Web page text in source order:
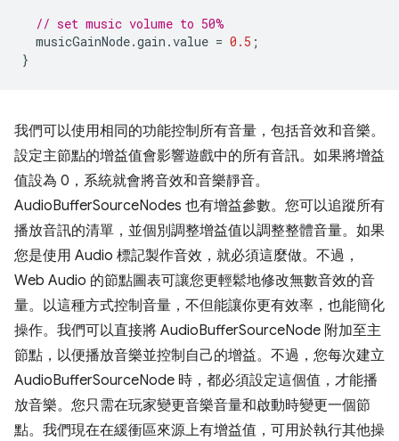
// set music volume to 50%
musicGainNode.gain .value = 0.5 ;
}
我們可以使用相同的功能控制所有音量，包括音效和音樂。
設定主節點的增益值會影響遊戲中的所有音訊。如果將增益
值設為 0，系統就會將音效和音樂靜音。
AudioBufferSourceNodes 也有增益參數。您可以追蹤所有
播放音訊的清單，並個別調整增益值以調整整體音量。如果
您是使用 Audio 標記製作音效，就必須這麼做。不過，
Web Audio 的節點圖表可讓您更輕鬆地修改無數音效的音
量。以這種方式控制音量，不但能讓你更有效率，也能簡化
操作。我們可以直接將 AudioBufferSourceNode 附加至主
節點，以便播放音樂並控制自己的增益。不過，您每次建立
AudioBufferSourceNode 時，都必須設定這個值，才能播
放音樂。您只需在玩家變更音樂音量和啟動時變更一個節
點。我們現在在緩衝區來源上有增益值，可用於執行其他操